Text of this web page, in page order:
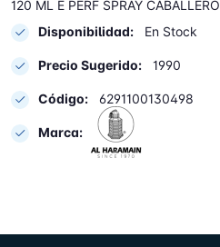
120 ML E PERF SPRAY CABALLERO
Disponibilidad:
En Stock
Precio Sugerido: 1990
Código: 6291100130498
Marca: